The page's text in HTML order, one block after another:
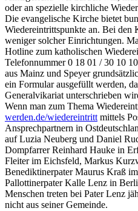
oder an spezielle kirchliche
Die evangelische Kirche bietet
Wiedereintrittspunkte an. Bei den
weniger solcher Einrichtungen.
Hotline zum katholischen
Telefonnummer 0 18 01 / 30 10
aus Mainz und Speyer
ein Formular ausgefüllt werden,
Generalvikariat unterschrieben
Wenn man zum Thema
werden.de/wiedereintritt mittels
Ansprechpartnern in
auf Luzia Neuberg und Daniel
Dompfarrer Reinhard Hauke in
Fleiter im Eichsfeld, Markus
Benediktinerpater Maurus Kraß
Pallottinerpater Kalle Lenz in
Menschen treten bei Pater Lenz
nicht aus seiner Gemeinde.